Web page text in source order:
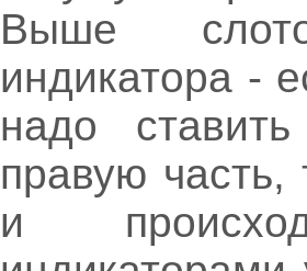
Выше
индикатора -
надо
правую часть,
и